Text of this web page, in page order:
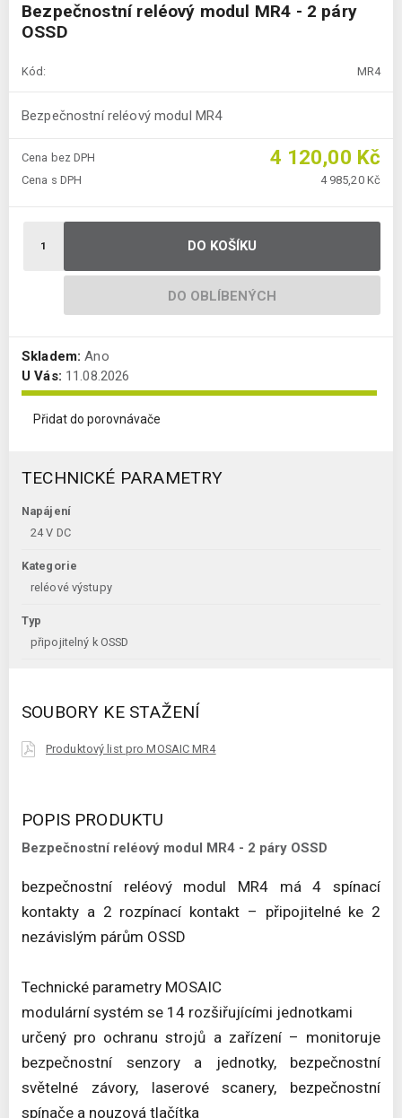
Bezpečnostní reléový modul MR4 - 2 páry
OSSD
Kód: MR4
Bezpečnostní reléový modul MR4
Cena bez DPH 4 120,00 Kč
Cena s DPH 4 985,20 Kč
DO KOŠÍKU
DO OBLÍBENÝCH
Skladem: Ano
U Vás: 11.08.2026
Přidat do porovnávače
TECHNICKÉ PARAMETRY
Napájení
24 V DC
Kategorie
reléové výstupy
Typ
připojitelný k OSSD
SOUBORY KE STAŽENÍ
Produktový list pro MOSAIC MR4
POPIS PRODUKTU
Bezpečnostní reléový modul MR4 - 2 páry OSSD
bezpečnostní reléový modul MR4 má 4 spínací
kontakty a 2 rozpínací kontakt – připojitelné ke 2
nezávislým párům OSSD
Technické parametry MOSAIC
modulární systém se 14 rozšiřujícími jednotkami
určený pro ochranu strojů a zařízení – monitoruje
bezpečnostní senzory a jednotky, bezpečnostní
světelné závory, laserové scanery, bezpečnostní
spínače a nouzová tlačítka